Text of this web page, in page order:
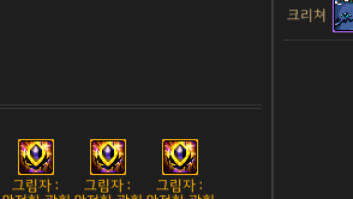
그림자 :
그림자 :
그림자 :
크리쳐